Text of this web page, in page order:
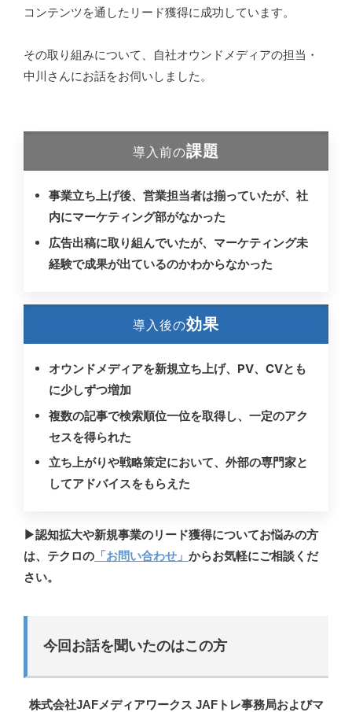
コンテンツを通したリード獲得に成功しています。
その取り組みについて、自社オウンドメディアの担当・
中川さんにお話をお伺いしました。
導入前の課題
事業立ち上げ後、営業担当者は揃っていたが、社
内にマーケティング部がなかった
広告出稿に取り組んでいたが、マーケティング未
経験で成果が出ているのかわからなかった
導入後の効果
オウンドメディアを新規立ち上げ、PV、CVとも
に少しずつ増加
複数の記事で検索順位一位を取得し、一定のアク
セスを得られた
立ち上がりや戦略策定において、外部の専門家と
してアドバイスをもらえた
▶認知拡大や新規事業のリード獲得についてお悩みの方
は、テクロの 「お問い合わせ」 からお気軽にご相談くだ
さい。
今回お話を聞いたのはこの方
株式会社JAFメディアワークス JAFトレ事務局およびマ